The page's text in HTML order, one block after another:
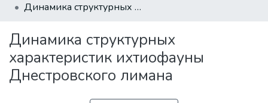
All of DSpace
Statistics
Динамика структурных характеристик ихтиофауны Днестровского лимана
Динамика структурных
характеристик ихтиофауны
Днестровского лимана